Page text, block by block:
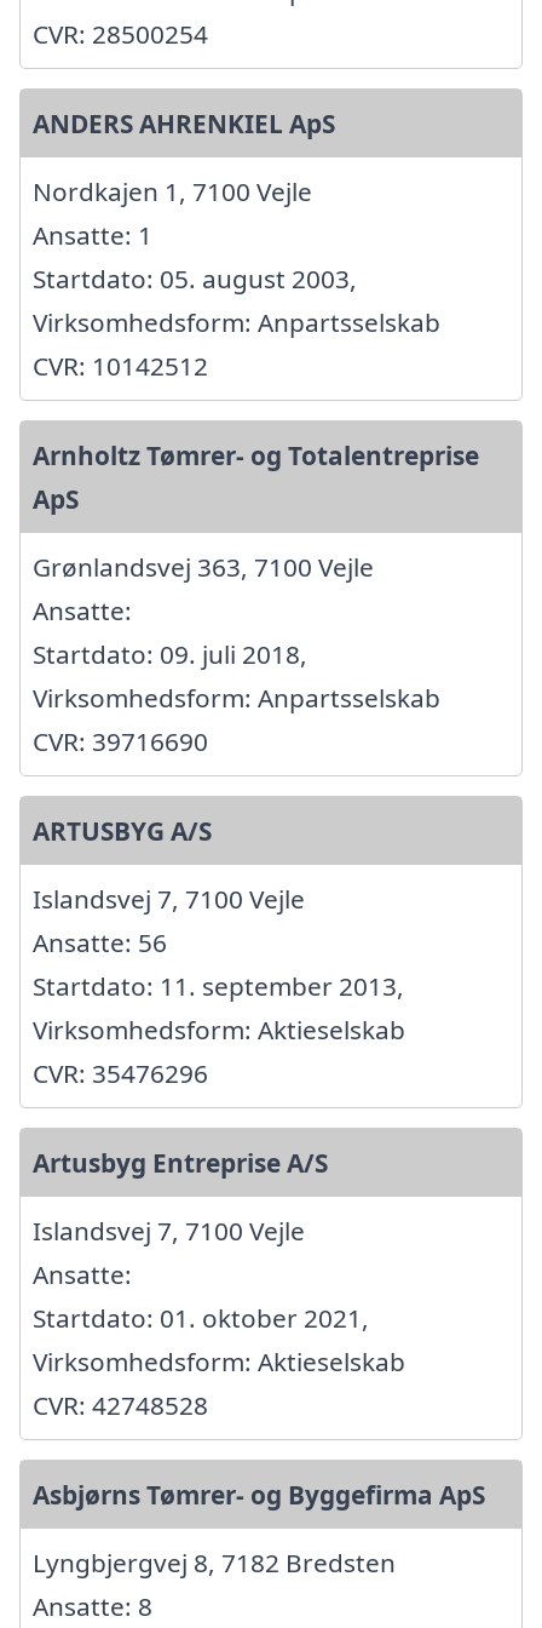
CVR: 28500254
ANDERS AHRENKIEL ApS
Nordkajen 1, 7100 Vejle
Ansatte: 1
Startdato: 05. august 2003,
Virksomhedsform: Anpartsselskab
CVR: 10142512
Arnholtz Tømrer- og Totalentreprise
ApS
Grønlandsvej 363, 7100 Vejle
Ansatte:
Startdato: 09. juli 2018,
Virksomhedsform: Anpartsselskab
CVR: 39716690
ARTUSBYG A/S
Islandsvej 7, 7100 Vejle
Ansatte: 56
Startdato: 11. september 2013,
Virksomhedsform: Aktieselskab
CVR: 35476296
Artusbyg Entreprise A/S
Islandsvej 7, 7100 Vejle
Ansatte:
Startdato: 01. oktober 2021,
Virksomhedsform: Aktieselskab
CVR: 42748528
Asbjørns Tømrer- og Byggefirma ApS
Lyngbjergvej 8, 7182 Bredsten
Ansatte: 8